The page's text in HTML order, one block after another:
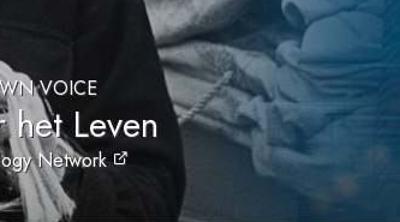
VOICE
het Leven
Network